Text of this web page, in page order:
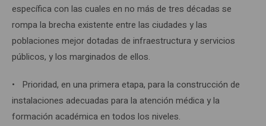
específica con las cuales en no más de tres décadas se
rompa la brecha existente entre las ciudades y las
poblaciones mejor dotadas de infraestructura y servicios
públicos, y los marginados de ellos.
• Prioridad, en una primera etapa, para la construcción de
instalaciones adecuadas para la atención médica y la
formación académica en todos los niveles.